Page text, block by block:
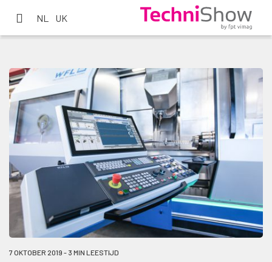
NL UK
7 OKTOBER 2019 - 3 MIN LEESTIJD